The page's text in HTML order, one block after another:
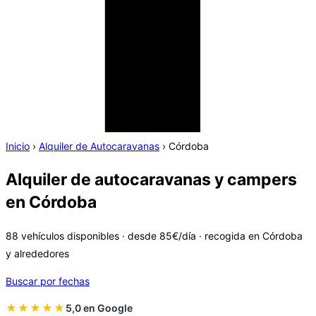
Inicio › Alquiler de Autocaravanas › Córdoba
Alquiler de autocaravanas y campers
en Córdoba
88 vehículos disponibles · desde 85€/día · recogida en Córdoba
y alrededores
Buscar por fechas
★★★★★ 5,0 en Google